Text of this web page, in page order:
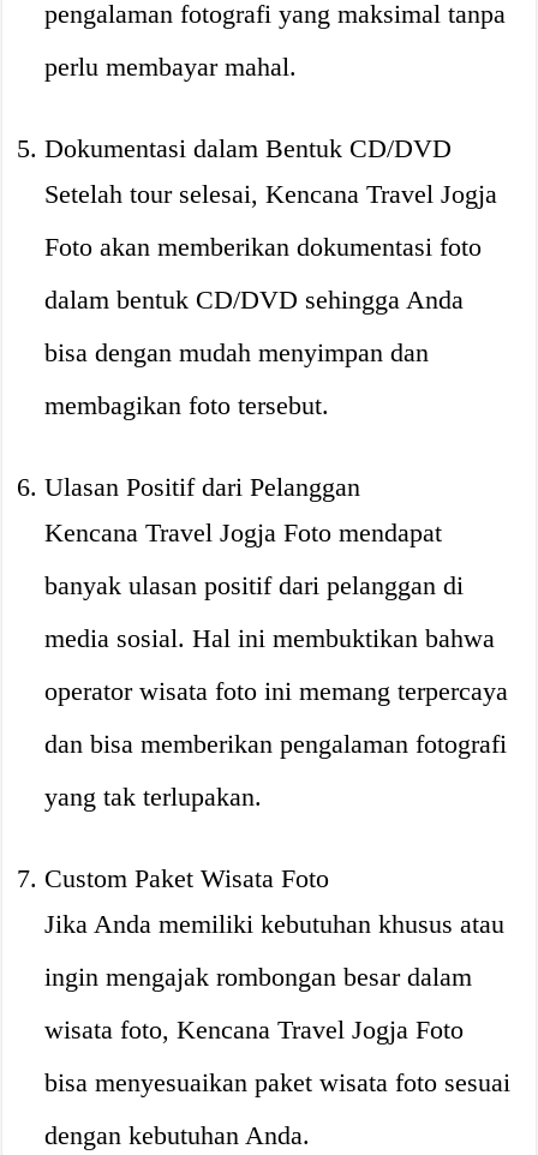
pengalaman fotografi yang maksimal tanpa
perlu membayar mahal.
Dokumentasi dalam Bentuk CD/DVD
Setelah tour selesai, Kencana Travel Jogja
Foto akan memberikan dokumentasi foto
dalam bentuk CD/DVD sehingga Anda
bisa dengan mudah menyimpan dan
membagikan foto tersebut.
Ulasan Positif dari Pelanggan
Kencana Travel Jogja Foto mendapat
banyak ulasan positif dari pelanggan di
media sosial. Hal ini membuktikan bahwa
operator wisata foto ini memang terpercaya
dan bisa memberikan pengalaman fotografi
yang tak terlupakan.
Custom Paket Wisata Foto
Jika Anda memiliki kebutuhan khusus atau
ingin mengajak rombongan besar dalam
wisata foto, Kencana Travel Jogja Foto
bisa menyesuaikan paket wisata foto sesuai
dengan kebutuhan Anda.